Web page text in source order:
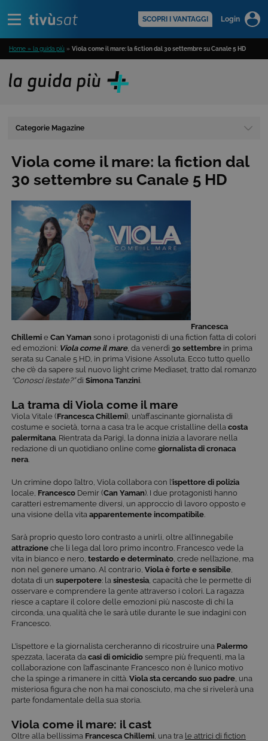
SCOPRI I VANTAGGI Login
Home » la guida più » Viola come il mare: la fiction dal 30 settembre su Canale 5 HD
Categorie Magazine
Viola come il mare: la fiction dal
30 settembre su Canale 5 HD
Francesca
Chillemi e Can Yaman sono i protagonisti di una fiction fatta di colori
ed emozioni: Viola come il mare, da venerdì 30 settembre in prima
serata su Canale 5 HD, in prima Visione Assoluta. Ecco tutto quello
che c’è da sapere sul nuovo light crime Mediaset, tratto dal romanzo
“Conosci l’estate?”di Simona Tanzini
La trama di Viola come il mare
Viola Vitale (Francesca Chillemi), un’affascinante giornalista di
costume e società, torna a casa tra le acque cristalline della costa
palermitana . Rientrata da Parigi, la donna inizia a lavorare nella
redazione di un quotidiano online come giornalista di cronaca
nera
Un crimine dopo l’altro, Viola collabora con l’ispettore di polizia
locale, Francesco Demir (Can Yaman). I due protagonisti hanno
caratteri estremamente diversi, un approccio di lavoro opposto e
una visione della vita apparentemente incompatibile
Sarà proprio questo loro contrasto a unirli, oltre all’innegabile
attrazione che li lega dal loro primo incontro. Francesco vede la
vita in bianco e nero, testardo e determinato , crede nell’azione, ma
non nel genere umano. Al contrario, Viola è forte e sensibile
dotata di un superpotere: la sinestesia , capacità che le permette di
osservare e comprendere la gente attraverso i colori. La ragazza
riesce a captare il colore delle emozioni più nascoste di chi la
circonda, una qualità che le sarà utile durante le sue indagini con
Francesco.
L’ispettore e la giornalista cercheranno di ricostruire una Palermo
spezzata, lacerata da casi di omicidio sempre più frequenti, ma la
collaborazione con l’affascinante Francesco non è l’unico motivo
che la spinge a rimanere in città. Viola sta cercando suo padre , una
misteriosa figura che non ha mai conosciuto, ma che si rivelerà una
parte fondamentale della sua storia.
Viola come il mare: il cast
Oltre alla bellissima Francesca Chillemi , una tra le attrici di fiction